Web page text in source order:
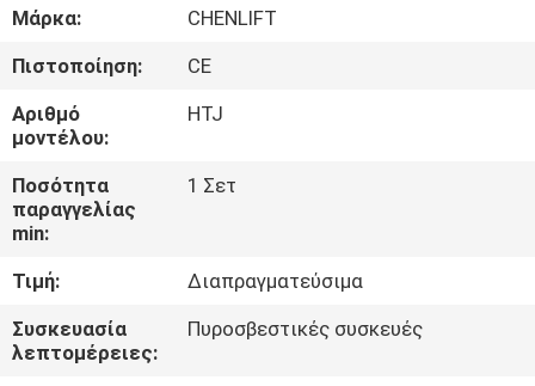
ΕΠΙΣΚΈΨΕΙΣ
ΣΤΟ
ΕΡΓΟΣΤΆΣΙΟ
ΈΛΕΓΧΟΣ
ΠΟΙΌΤΗΤΑΣ
ΕΠΙΚΟΙΝΩΝΉΣΤΕ
ΜΑΖΊ
Μάρκα:
CHENLIFT
Πιστοποίηση:
CE
Αριθμό
μοντέλου:
HTJ
Ποσότητα
παραγγελίας
min:
1 Σετ
Τιμή:
Διαπραγματεύσιμα
Συσκευασία
λεπτομέρειες:
Πυροσβεστικές συσκευές